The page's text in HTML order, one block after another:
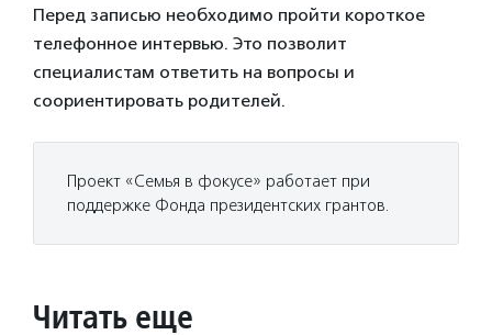
Перед записью необходимо пройти короткое
телефонное интервью. Это позволит
специалистам ответить на вопросы и
соориентировать родителей.
Проект «Семья в фокусе» работает при
поддержке Фонда президентских грантов.
Читать еще